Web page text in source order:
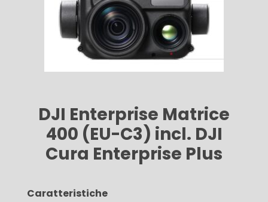
DJI Enterprise Matrice
400 (EU-C3) incl. DJI
Cura Enterprise Plus
Caratteristiche